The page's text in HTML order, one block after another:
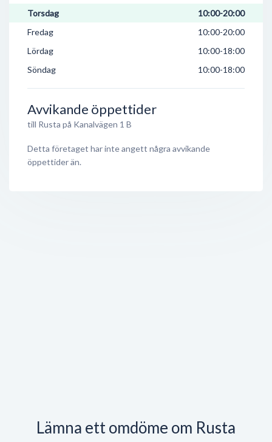
Torsdag
10:00-20:00
Fredag
10:00-20:00
Lördag
10:00-18:00
Söndag
10:00-18:00
Avvikande öppettider
till Rusta på Kanalvägen 1 B
Detta företaget har inte angett några avvikande
öppettider än.
Lämna ett omdöme om Rusta